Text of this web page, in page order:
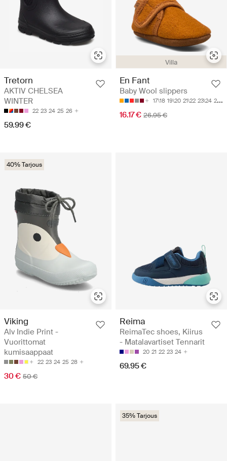
Tretorn
AKTIV CHELSEA
WINTER
22 23 24 25 26
59.99 €
Villa
En Fant
Baby Wool slippers
17\18 19\20 21\22 23\24 25\26
16.17 € 26.95 €
40% Tarjous
Viking
Alv Indie Print -
Vuorittomat
kumisaappaat
22 23 24 25 28
30 € 50 €
Reima
ReimaTec shoes, Kiirus
- Matalavartiset Tennarit
20 21 22 23 24
69.95 €
35% Tarjous